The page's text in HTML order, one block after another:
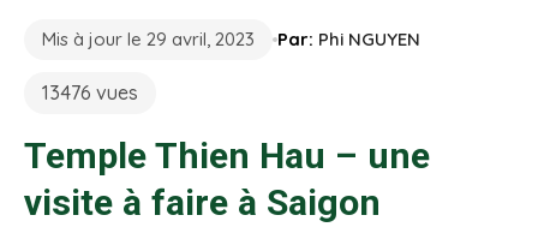
Mis à jour le 29 avril, 2023 Par: Phi NGUYEN
13476 vues
Temple Thien Hau – une
visite à faire à Saigon